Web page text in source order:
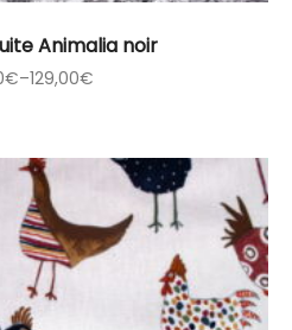
Animalia noir
€–129,00€